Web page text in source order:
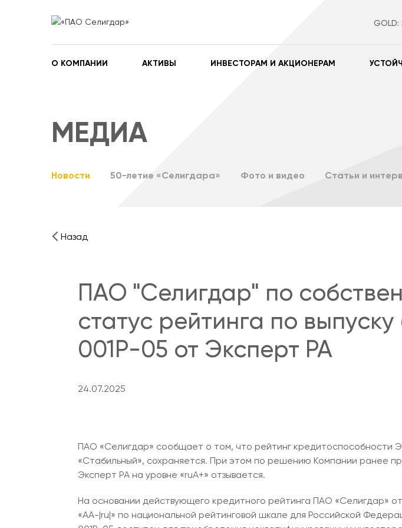
GOLD:
О КОМПАНИИ АКТИВЫ ИНВЕСТОРАМ И АКЦИОНЕРАМ
МЕДИА
Новости 50-летие «Селигдара» Фото и видео Статьи и
Назад
ПАО "Селигдар" по
статус рейтинга по
001Р-05 от Эксперт РА
24.07.2025
ПАО «Селигдар» сообщает о том, что рейтинг кредитоспособности
«Стабильный», сохраняется. При этом по решению Компании ранее
Эксперт РА на уровне «ruA+» отзывается.
На основании действующего кредитного рейтинга ПАО «Селигдар»
«АА-|ru|» по национальной рейтинговой шкале для Российской